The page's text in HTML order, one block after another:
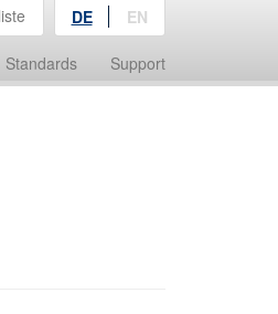
Standards Support
DE EN